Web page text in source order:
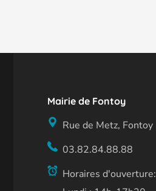
Mairie de Fontoy
Rue de Metz, Fontoy
03.82.84.88.88
Horaires d'ouverture: